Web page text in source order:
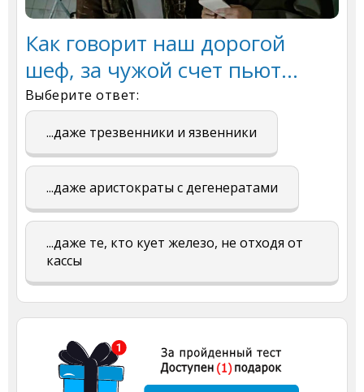
Как говорит наш дорогой
шеф, за чужой счет пьют...
Выберите ответ:
...даже трезвенники и язвенники
...даже аристократы с дегенератами
...даже те, кто кует железо, не отходя от
кассы